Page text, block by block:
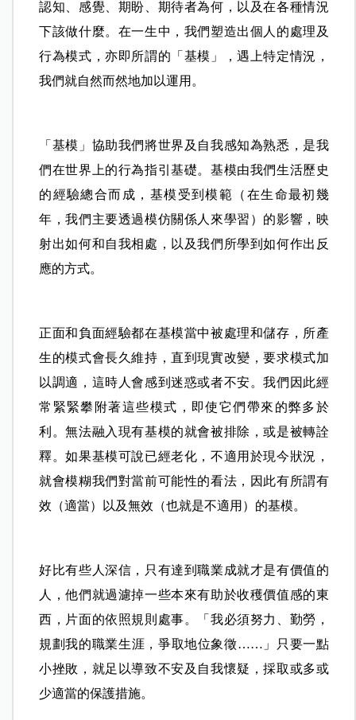
認知、感覺、期盼、期待者為何，以及在各種情況
下該做什麼。在一生中，我們塑造出個人的處理及
行為模式，亦即所謂的「基模」，遇上特定情況，
我們就自然而然地加以運用。
「基模」協助我們將世界及自我感知為熟悉，是我
們在世界上的行為指引基礎。基模由我們生活歷史
的經驗總合而成，基模受到模範（在生命最初幾
年，我們主要透過模仿關係人來學習）的影響，映
射出如何和自我相處，以及我們所學到如何作出反
應的方式。
正面和負面經驗都在基模當中被處理和儲存，所產
生的模式會長久維持，直到現實改變，要求模式加
以調適，這時人會感到迷惑或者不安。我們因此經
常緊緊攀附著這些模式，即使它們帶來的弊多於
利。無法融入現有基模的就會被排除，或是被轉詮
釋。如果基模可說已經老化，不適用於現今狀況，
就會模糊我們對當前可能性的看法，因此有所謂有
效（適當）以及無效（也就是不適用）的基模。
好比有些人深信，只有達到職業成就才是有價值的
人，他們就過濾掉一些本來有助於收穫價值感的東
西，片面的依照規則處事。「我必須努力、勤勞，
規劃我的職業生涯，爭取地位象徵……」只要一點
小挫敗，就足以導致不安及自我懷疑，採取或多或
少適當的保護措施。